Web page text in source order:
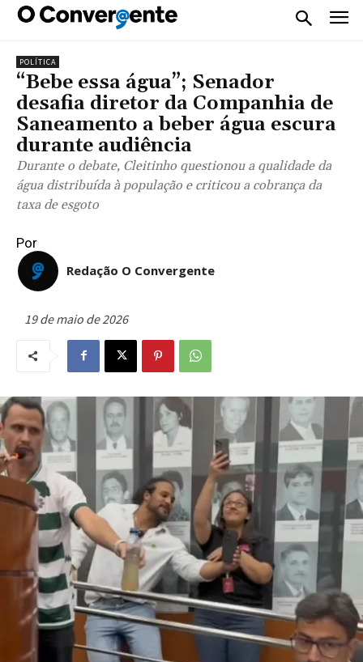
POLÍTICA
“Bebe essa água”; Senador
desafia diretor da Companhia de
Saneamento a beber água escura
durante audiência
Durante o debate, Cleitinho questionou a qualidade da
água distribuída à população e criticou a cobrança da
taxa de esgoto
Por
Redação O Convergente
19 de maio de 2026